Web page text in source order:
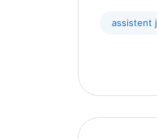
assistent